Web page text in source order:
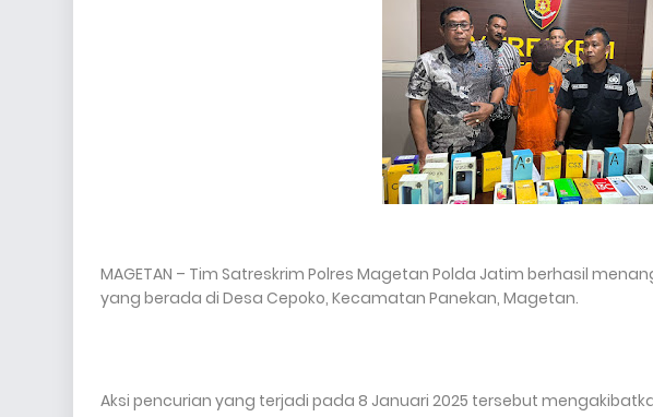
MAGETAN – Tim Satreskrim Polres Magetan Polda Jatim berhasil
yang berada di Desa Cepoko, Kecamatan Panekan, Magetan.
Aksi pencurian yang terjadi pada 8 Januari 2025 tersebut